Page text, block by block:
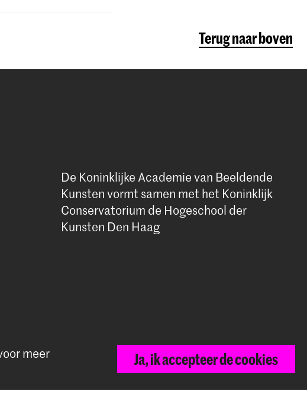
Terug naar boven
De Koninklijke Academie van Beeldende
Kunsten vormt samen met het Koninklijk
Conservatorium de Hogeschool der
Kunsten Den Haag
meer
Ja, ik accepteer de cookies